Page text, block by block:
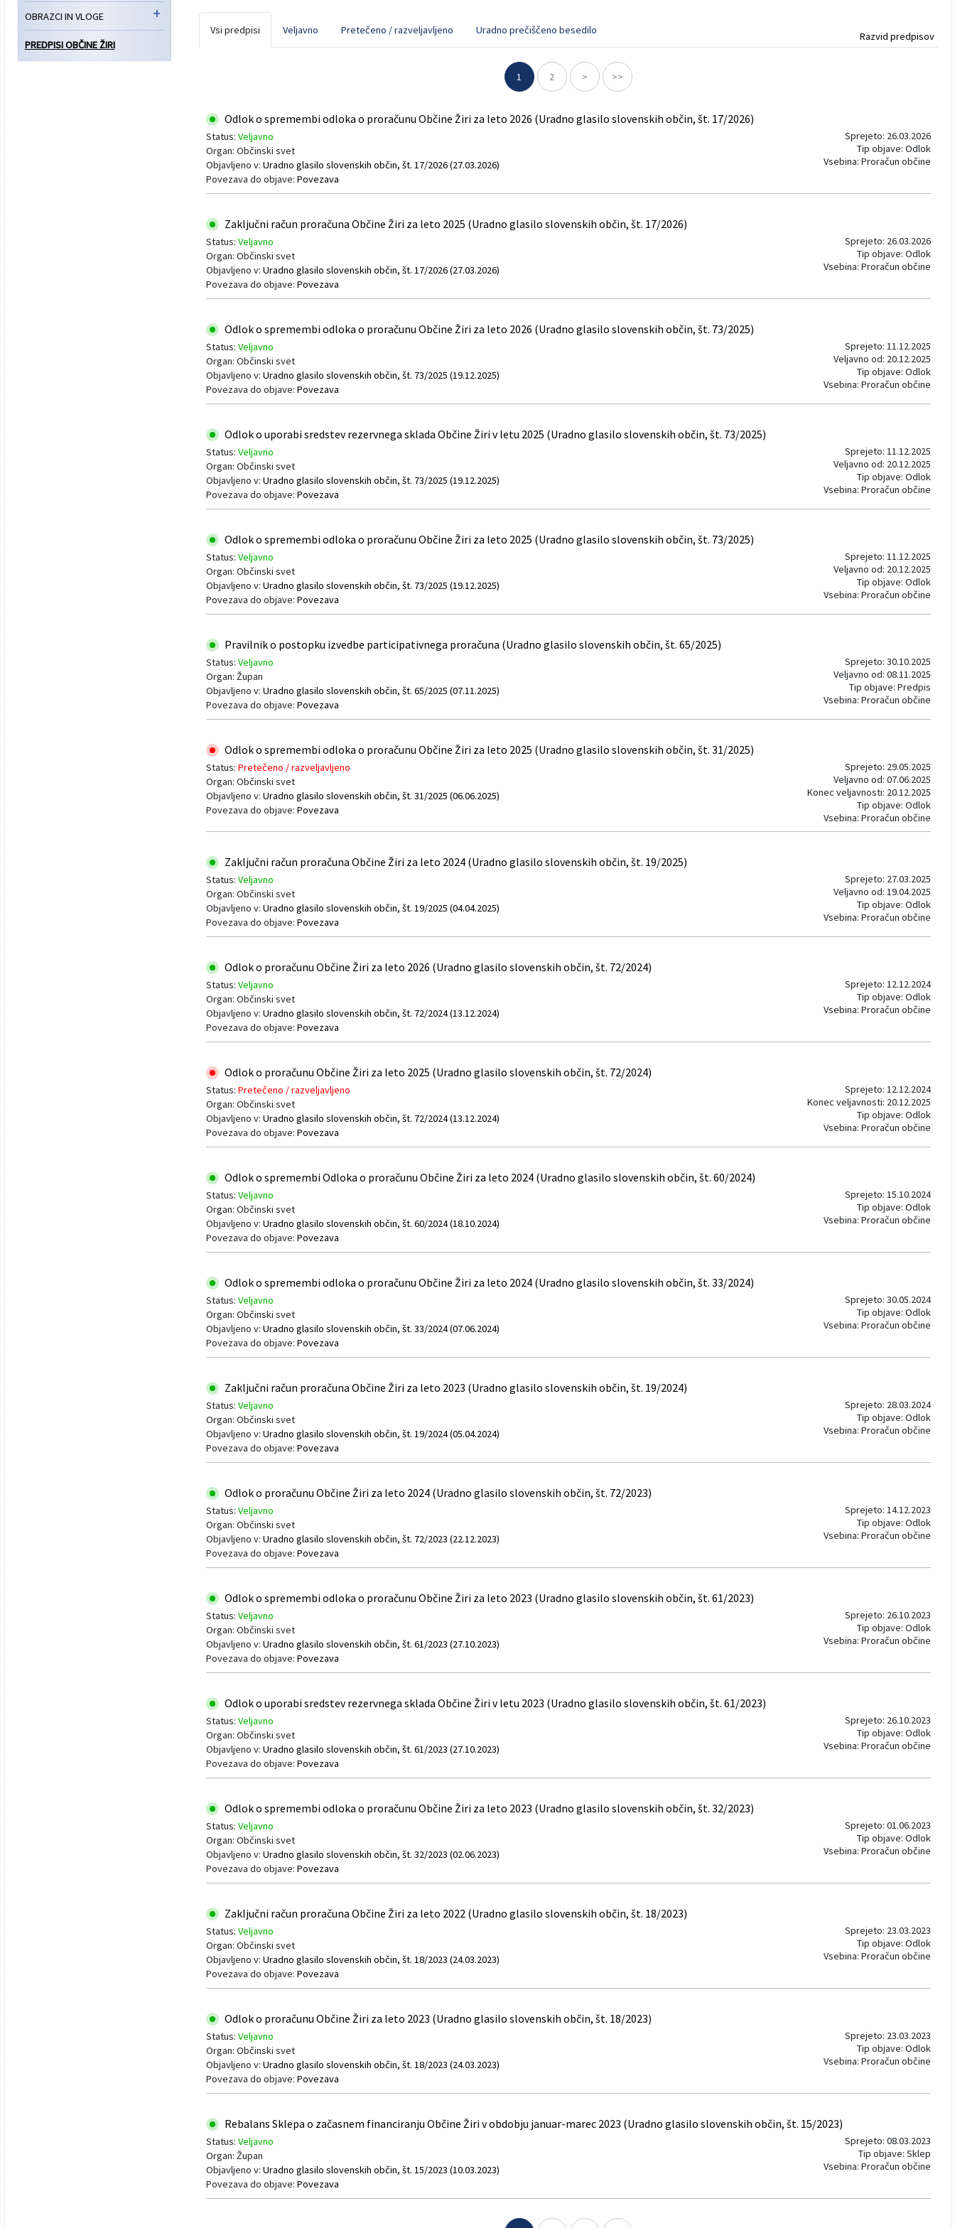
Vsi predpisi Veljavno Pretečeno / razveljavljeno Uradno prečiščeno besedilo Razvid predpisov
1 2 > >>
Odlok o spremembi odloka o proračunu Občine Žiri za leto 2026 (Uradno glasilo slovenskih občin, št. 17/2026)
Status: Veljavno
Organ: Občinski svet
Objavljeno v: Uradno glasilo slovenskih občin, št. 17/2026 (27.03.2026)
Povezava do objave: Povezava
Sprejeto: 26.03.2026
Tip objave: Odlok
Vsebina: Proračun občine
Zaključni račun proračuna Občine Žiri za leto 2025 (Uradno glasilo slovenskih občin, št. 17/2026)
Status: Veljavno
Organ: Občinski svet
Objavljeno v: Uradno glasilo slovenskih občin, št. 17/2026 (27.03.2026)
Povezava do objave: Povezava
Sprejeto: 26.03.2026
Tip objave: Odlok
Vsebina: Proračun občine
Odlok o spremembi odloka o proračunu Občine Žiri za leto 2026 (Uradno glasilo slovenskih občin, št. 73/2025)
Status: Veljavno
Organ: Občinski svet
Objavljeno v: Uradno glasilo slovenskih občin, št. 73/2025 (19.12.2025)
Povezava do objave: Povezava
Sprejeto: 11.12.2025
Veljavno od: 20.12.2025
Tip objave: Odlok
Vsebina: Proračun občine
Odlok o uporabi sredstev rezervnega sklada Občine Žiri v letu 2025 (Uradno glasilo slovenskih občin, št. 73/2025)
Status: Veljavno
Organ: Občinski svet
Objavljeno v: Uradno glasilo slovenskih občin, št. 73/2025 (19.12.2025)
Povezava do objave: Povezava
Sprejeto: 11.12.2025
Veljavno od: 20.12.2025
Tip objave: Odlok
Vsebina: Proračun občine
Odlok o spremembi odloka o proračunu Občine Žiri za leto 2025 (Uradno glasilo slovenskih občin, št. 73/2025)
Status: Veljavno
Organ: Občinski svet
Objavljeno v: Uradno glasilo slovenskih občin, št. 73/2025 (19.12.2025)
Povezava do objave: Povezava
Sprejeto: 11.12.2025
Veljavno od: 20.12.2025
Tip objave: Odlok
Vsebina: Proračun občine
Pravilnik o postopku izvedbe participativnega proračuna (Uradno glasilo slovenskih občin, št. 65/2025)
Status: Veljavno
Organ: Župan
Objavljeno v: Uradno glasilo slovenskih občin, št. 65/2025 (07.11.2025)
Povezava do objave: Povezava
Sprejeto: 30.10.2025
Veljavno od: 08.11.2025
Tip objave: Predpis
Vsebina: Proračun občine
Odlok o spremembi odloka o proračunu Občine Žiri za leto 2025 (Uradno glasilo slovenskih občin, št. 31/2025)
Status: Pretečeno / razveljavljeno
Organ: Občinski svet
Objavljeno v: Uradno glasilo slovenskih občin, št. 31/2025 (06.06.2025)
Povezava do objave: Povezava
Sprejeto: 29.05.2025
Veljavno od: 07.06.2025
Konec veljavnosti: 20.12.2025
Tip objave: Odlok
Vsebina: Proračun občine
Zaključni račun proračuna Občine Žiri za leto 2024 (Uradno glasilo slovenskih občin, št. 19/2025)
Status: Veljavno
Organ: Občinski svet
Objavljeno v: Uradno glasilo slovenskih občin, št. 19/2025 (04.04.2025)
Povezava do objave: Povezava
Sprejeto: 27.03.2025
Veljavno od: 19.04.2025
Tip objave: Odlok
Vsebina: Proračun občine
Odlok o proračunu Občine Žiri za leto 2026 (Uradno glasilo slovenskih občin, št. 72/2024)
Status: Veljavno
Organ: Občinski svet
Objavljeno v: Uradno glasilo slovenskih občin, št. 72/2024 (13.12.2024)
Povezava do objave: Povezava
Sprejeto: 12.12.2024
Tip objave: Odlok
Vsebina: Proračun občine
Odlok o proračunu Občine Žiri za leto 2025 (Uradno glasilo slovenskih občin, št. 72/2024)
Status: Pretečeno / razveljavljeno
Organ: Občinski svet
Objavljeno v: Uradno glasilo slovenskih občin, št. 72/2024 (13.12.2024)
Povezava do objave: Povezava
Sprejeto: 12.12.2024
Konec veljavnosti: 20.12.2025
Tip objave: Odlok
Vsebina: Proračun občine
Odlok o spremembi Odloka o proračunu Občine Žiri za leto 2024 (Uradno glasilo slovenskih občin, št. 60/2024)
Status: Veljavno
Organ: Občinski svet
Objavljeno v: Uradno glasilo slovenskih občin, št. 60/2024 (18.10.2024)
Povezava do objave: Povezava
Sprejeto: 15.10.2024
Tip objave: Odlok
Vsebina: Proračun občine
Odlok o spremembi odloka o proračunu Občine Žiri za leto 2024 (Uradno glasilo slovenskih občin, št. 33/2024)
Status: Veljavno
Organ: Občinski svet
Objavljeno v: Uradno glasilo slovenskih občin, št. 33/2024 (07.06.2024)
Povezava do objave: Povezava
Sprejeto: 30.05.2024
Tip objave: Odlok
Vsebina: Proračun občine
Zaključni račun proračuna Občine Žiri za leto 2023 (Uradno glasilo slovenskih občin, št. 19/2024)
Status: Veljavno
Organ: Občinski svet
Objavljeno v: Uradno glasilo slovenskih občin, št. 19/2024 (05.04.2024)
Povezava do objave: Povezava
Sprejeto: 28.03.2024
Tip objave: Odlok
Vsebina: Proračun občine
Odlok o proračunu Občine Žiri za leto 2024 (Uradno glasilo slovenskih občin, št. 72/2023)
Status: Veljavno
Organ: Občinski svet
Objavljeno v: Uradno glasilo slovenskih občin, št. 72/2023 (22.12.2023)
Povezava do objave: Povezava
Sprejeto: 14.12.2023
Tip objave: Odlok
Vsebina: Proračun občine
Odlok o spremembi odloka o proračunu Občine Žiri za leto 2023 (Uradno glasilo slovenskih občin, št. 61/2023)
Status: Veljavno
Organ: Občinski svet
Objavljeno v: Uradno glasilo slovenskih občin, št. 61/2023 (27.10.2023)
Povezava do objave: Povezava
Sprejeto: 26.10.2023
Tip objave: Odlok
Vsebina: Proračun občine
Odlok o uporabi sredstev rezervnega sklada Občine Žiri v letu 2023 (Uradno glasilo slovenskih občin, št. 61/2023)
Status: Veljavno
Organ: Občinski svet
Objavljeno v: Uradno glasilo slovenskih občin, št. 61/2023 (27.10.2023)
Povezava do objave: Povezava
Sprejeto: 26.10.2023
Tip objave: Odlok
Vsebina: Proračun občine
Odlok o spremembi odloka o proračunu Občine Žiri za leto 2023 (Uradno glasilo slovenskih občin, št. 32/2023)
Status: Veljavno
Organ: Občinski svet
Objavljeno v: Uradno glasilo slovenskih občin, št. 32/2023 (02.06.2023)
Povezava do objave: Povezava
Sprejeto: 01.06.2023
Tip objave: Odlok
Vsebina: Proračun občine
Zaključni račun proračuna Občine Žiri za leto 2022 (Uradno glasilo slovenskih občin, št. 18/2023)
Status: Veljavno
Organ: Občinski svet
Objavljeno v: Uradno glasilo slovenskih občin, št. 18/2023 (24.03.2023)
Povezava do objave: Povezava
Sprejeto: 23.03.2023
Tip objave: Odlok
Vsebina: Proračun občine
Odlok o proračunu Občine Žiri za leto 2023 (Uradno glasilo slovenskih občin, št. 18/2023)
Status: Veljavno
Organ: Občinski svet
Objavljeno v: Uradno glasilo slovenskih občin, št. 18/2023 (24.03.2023)
Povezava do objave: Povezava
Sprejeto: 23.03.2023
Tip objave: Odlok
Vsebina: Proračun občine
Rebalans Sklepa o začasnem financiranju Občine Žiri v obdobju januar-marec 2023 (Uradno glasilo slovenskih občin, št. 15/2023)
Status: Veljavno
Organ: Župan
Objavljeno v: Uradno glasilo slovenskih občin, št. 15/2023 (10.03.2023)
Povezava do objave: Povezava
Sprejeto: 08.03.2023
Tip objave: Sklep
Vsebina: Proračun občine
OBRAZCI IN VLOGE +
PREDPISI OBČINE ŽIRI
Poslanska pisarna
Šport
Občinska stanovanja